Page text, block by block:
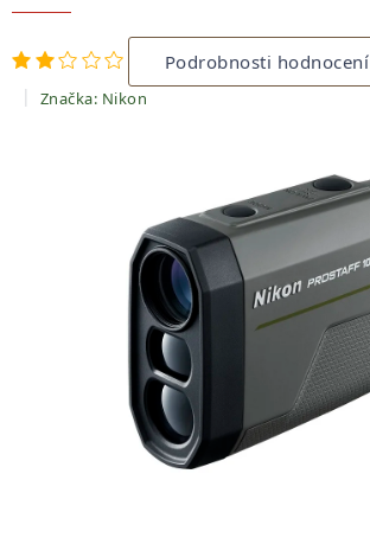
Průměrné
hodnocení
produktu
je
Podrobnosti hodnocení
Značka: Nikon